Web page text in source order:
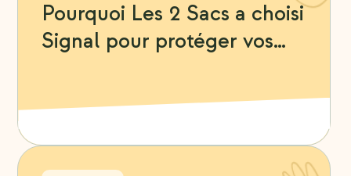
Pourquoi Les 2 Sacs a choisi
Signal pour protéger vos